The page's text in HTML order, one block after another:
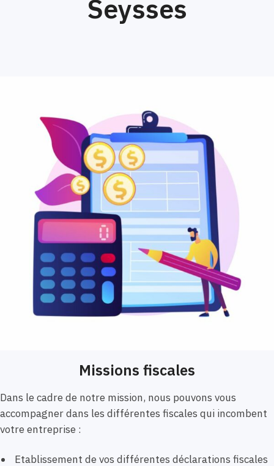
Seysses
Missions fiscales
Dans le cadre de notre mission, nous pouvons vous
accompagner dans les différentes fiscales qui incombent
votre entreprise :
Etablissement de vos différentes déclarations fiscales